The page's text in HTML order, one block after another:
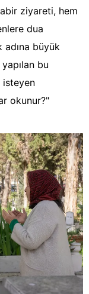
ziyareti, hem
dua
adına büyük
bu
isteyen
okunur?"